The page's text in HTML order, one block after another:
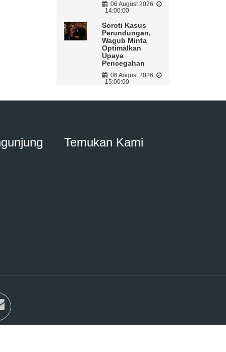
06 August 2026
14:00:00
Soroti Kasus
Perundungan,
Wagub Minta
Optimalkan
Upaya
Pencegahan
06 August 2026
15:00:00
Temukan Kami